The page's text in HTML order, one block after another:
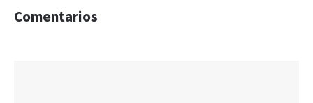
Comentarios